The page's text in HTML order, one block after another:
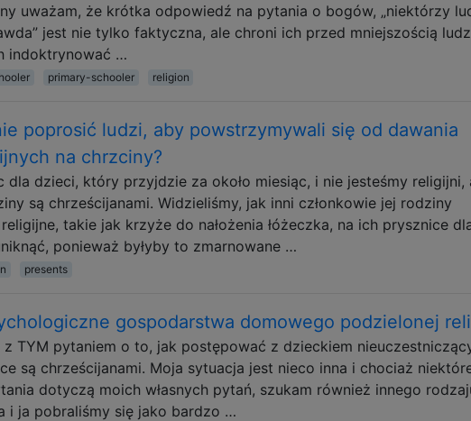
uważam, że krótka odpowiedź na pytania o bogów, „niektórzy
jest nie tylko faktyczna, ale chroni ich przed mniejszością
indoktrynować …
primary-schooler religion
poprosić ludzi, aby powstrzymywali się od dawania
na chrzciny?
dla dzieci, który przyjdzie za około miesiąc, i nie jesteśmy religijni,
są chrześcijanami. Widzieliśmy, jak inni członkowie jej rodziny
takie jak krzyże do nałożenia łóżeczka, na ich prysznice
ponieważ byłyby to zmarnowane …
presents
gospodarstwa domowego podzielonej
TYM pytaniem o to, jak postępować z dzieckiem
są chrześcijanami. Moja sytuacja jest nieco inna i chociaż
dotyczą moich własnych pytań, szukam również innego
i ja pobraliśmy się jako bardzo …